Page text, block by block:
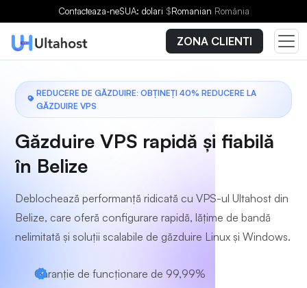
Contacteaza-neSUA: dolari $Romanian România
ZONA CLIENTI
REDUCERE DE GĂZDUIRE: OBȚINEȚI 40% REDUCERE LA
GĂZDUIRE VPS
Găzduire VPS rapidă și fiabilă
în Belize
Deblochează performanță ridicată cu VPS-ul Ultahost din
Belize, care oferă configurare rapidă, lățime de bandă
nelimitată și soluții scalabile de găzduire Linux și Windows.
Garanție de funcționare de 99,99%